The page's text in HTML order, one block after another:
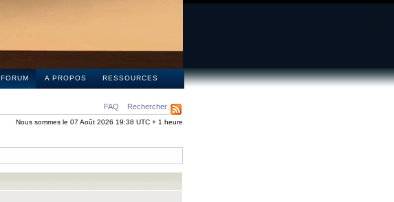
FORUM A PROPOS RESSOURCES
FAQ Rechercher
Nous sommes le 07 Août 2026 19:38 UTC + 1 heure